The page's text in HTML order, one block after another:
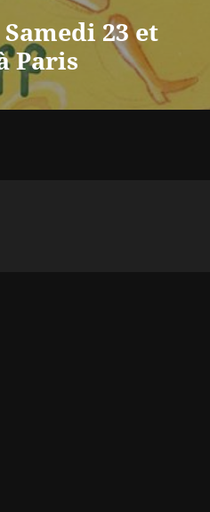
23 et
Paris